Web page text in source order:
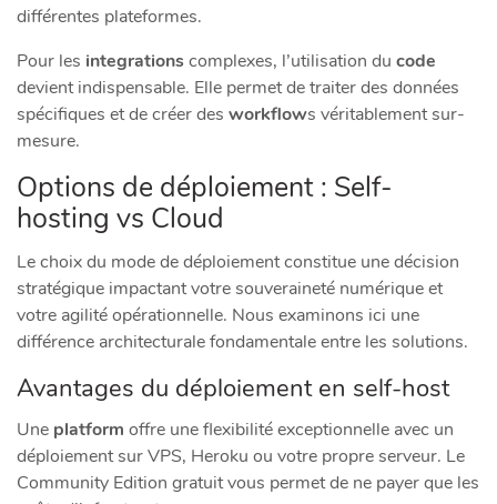
différentes plateformes.
Pour les integrationscomplexes, l’utilisation du code
devient indispensable. Elle permet de traiter des données
spécifiques et de créer des workflows véritablement sur-
mesure.
Options de déploiement : Self-
hosting vs Cloud
Le choix du mode de déploiement constitue une décision
stratégique impactant votre souveraineté numérique et
votre agilité opérationnelle. Nous examinons ici une
différence architecturale fondamentale entre les solutions.
Avantages du déploiement en self-host
Une platform offre une flexibilité exceptionnelle avec un
déploiement sur VPS, Heroku ou votre propre serveur. Le
Community Edition gratuit vous permet de ne payer que les